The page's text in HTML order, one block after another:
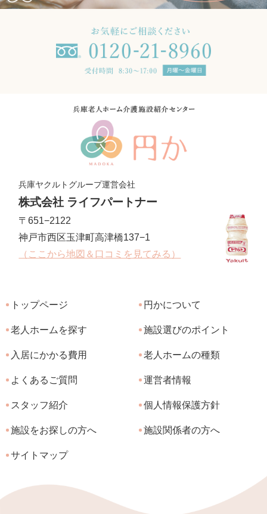
兵庫ヤクルトグループ運営会社
株式会社 ライフパートナー
〒651−2122
神戸市西区玉津町高津橋137−1
（ここから地図＆口コミを見てみる）
トップページ 円かについて
老人ホームを探す 施設選びのポイント
入居にかかる費用 老人ホームの種類
よくあるご質問 運営者情報
スタッフ紹介 個人情報保護方針
施設をお探しの方へ 施設関係者の方へ
サイトマップ